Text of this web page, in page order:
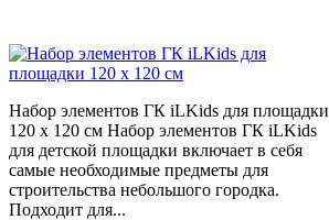
Набор элементов ГК iLKids для площадки
120 х 120 см Набор элементов ГК iLKids
для детской площадки включает в себя
самые необходимые предметы для
строительства небольшого городка.
Подходит для...